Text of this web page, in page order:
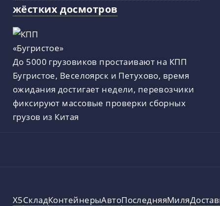
жёстких досмотров
До 5000 грузовиков простаивают на КПП
Бугристое, Веселоярск и Петухово, время
ожидания достигает недели, перевозчики
фиксируют массовые проверки сборных
грузов из Китая
X5СкладКонтейнерыАвтоПоследняяМиля